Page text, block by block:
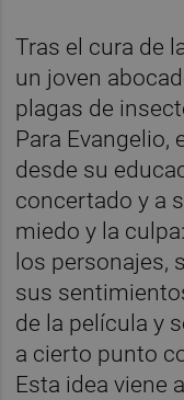
Tras el cura de
un joven
plagas de
Para Evangelio,
desde su
concertado y a
miedo y la
los personajes,
sus
de la película y
a cierto punto
Esta idea viene